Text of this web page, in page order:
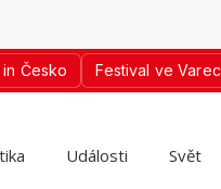
Česko Festival ve
Události Svět